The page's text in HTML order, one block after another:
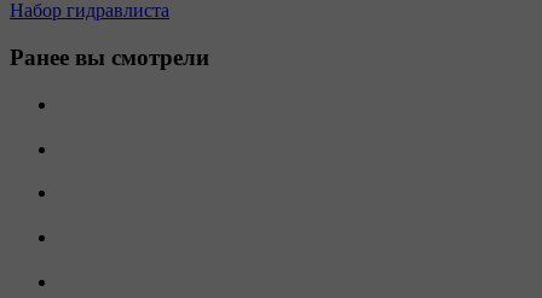
Набор гидравлиста
Ранее вы смотрели